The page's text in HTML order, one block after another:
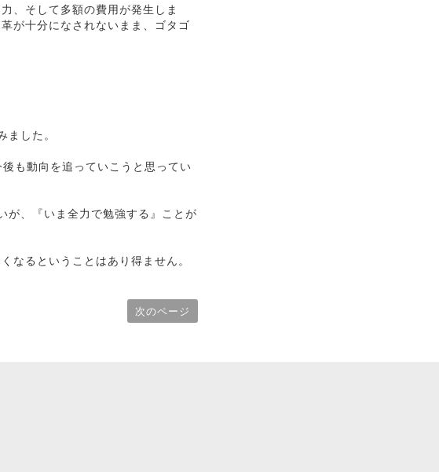
、そして多額の費用が発生しま
が十分になされないまま、ゴタゴ
した。
も動向を追っていこうと思ってい
が、『いま全力で勉強する』ことが
なるということはあり得ません。
次のページ